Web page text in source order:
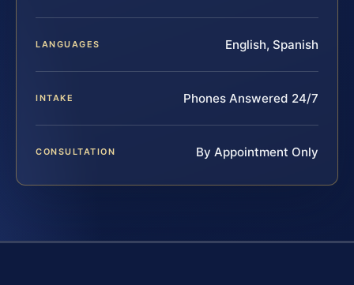
LANGUAGES English, Spanish
INTAKE Phones Answered 24/7
CONSULTATION By Appointment Only